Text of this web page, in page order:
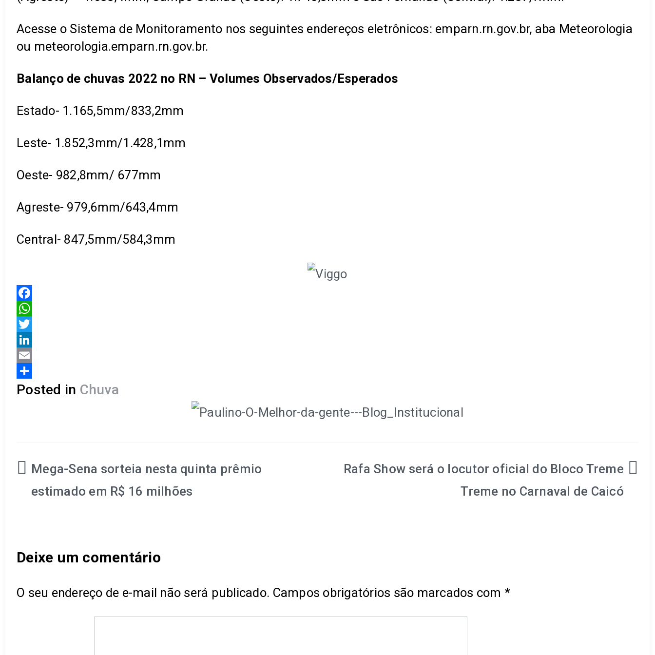
Acesse o Sistema de Monitoramento nos seguintes endereços eletrônicos: emparn.rn.gov.br, aba Meteorologia
ou meteorologia.emparn.rn.gov.br.
Balanço de chuvas 2022 no RN – Volumes Observados/Esperados
Estado- 1.165,5mm/833,2mm
Leste- 1.852,3mm/1.428,1mm
Oeste- 982,8mm/ 677mm
Agreste- 979,6mm/643,4mm
Central- 847,5mm/584,3mm
Facebook
WhatsApp
Twitter
LinkedIn
Email
Share
Posted in Chuva
Navegação
de
Mega-Sena sorteia nesta quinta prêmio
estimado em R$ 16 milhões
Rafa Show será o locutor oficial do Bloco Treme
Treme no Carnaval de Caicó
Deixe um comentário
O seu endereço de e-mail não será publicado. Campos obrigatórios são marcados com*